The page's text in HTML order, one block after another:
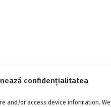
confidențialitatea
and/or access device information.